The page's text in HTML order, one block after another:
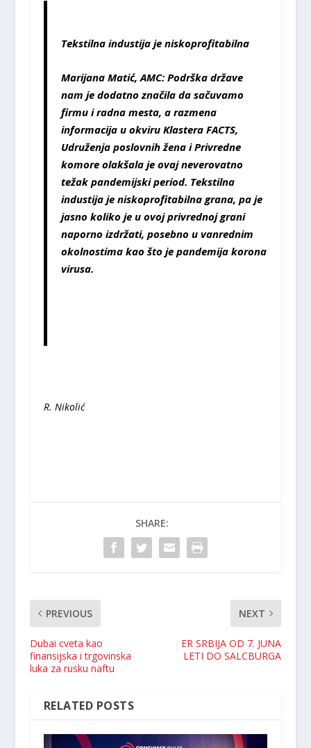
Tekstilna industija je niskoprofitabilna
Marijana Matić, AMC: Podrška države
nam je dodatno značila da sačuvamo
firmu i radna mesta, a razmena
informacija u okviru Klastera FACTS,
Udruženja poslovnih žena i Privredne
komore olakšala je ovaj neverovatno
težak pandemijski period. Tekstilna
industija je niskoprofitabilna grana, pa je
jasno koliko je u ovoj privrednoj grani
naporno izdržati, posebno u vanrednim
okolnostima kao što je pandemija korona
virusa.
R. Nikolić
SHARE:
PREVIOUS
Dubai cveta kao
finansijska i trgovinska
luka za rusku naftu
NEXT
ER SRBIJA OD 7. JUNA
LETI DO SALCBURGA
RELATED POSTS